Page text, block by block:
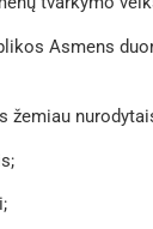
Asmens
žemiau